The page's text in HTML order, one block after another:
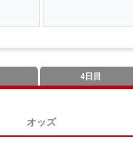
4日目
オッズ